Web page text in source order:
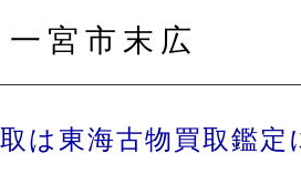
一宮市末広
は東海古物買取鑑定